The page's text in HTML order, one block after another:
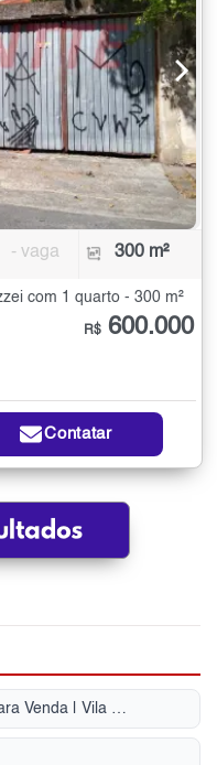
- vaga 300 m²
com 1 quarto - 300 m²
R$ 600.000
Contatar
Sobrado com ar condicionado para Venda | Vila Guilherme